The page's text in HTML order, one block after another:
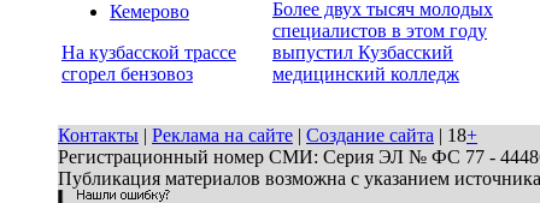
Кемерово
На кузбасской трассе
сгорел бензовоз
Более двух тысяч молодых
специалистов в этом году
выпустил Кузбасский
медицинский колледж
Контакты | Реклама на сайте | Создание сайта | 18+
Регистрационный номер СМИ: Серия ЭЛ № ФС 77 - 44486
Публикация материалов возможна с указанием